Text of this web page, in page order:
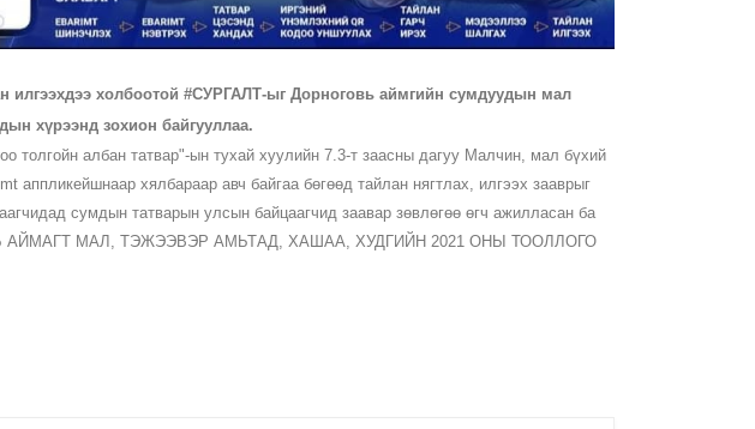
холбоотой #СУРГАЛТ-ыг Дорноговь аймгийн сумдуудын мал
хүрээнд зохион байгууллаа.
толгойн албан татвар"-ын тухай хуулийн 7.3-т заасны дагуу Малчин, мал бүхий
аппликейшнаар хялбараар авч байгаа бөгөөд тайлан нягтлах, илгээх зааврыг
сумдын татварын улсын байцаагчид заавар зөвлөгөө өгч ажилласан ба
АЙМАГТ МАЛ, ТЭЖЭЭВЭР АМЬТАД, ХАШАА, ХУДГИЙН 2021 ОНЫ ТООЛЛОГО